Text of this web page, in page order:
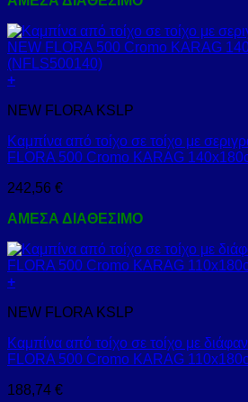
+
NEW FLORA KSLP
Καμπίνα από τοίχο σε τοίχο με
FLORA 500 Cromo KARAG
242,56 €
ΑΜΕΣΑ ΔΙΑΘΕΣΙΜΟ
+
NEW FLORA KSLP
Καμπίνα από τοίχο σε τοίχο με
FLORA 500 Cromo KARAG
188,74 €